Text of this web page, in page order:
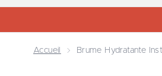
Accueil Brume Hydratante